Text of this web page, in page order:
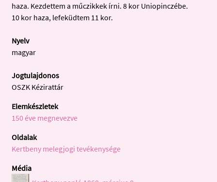
haza. Kezdettem a műczikkek írni. 8 kor Uniopinczébe.
10 kor haza, lefeküdtem 11 kor.
Nyelv
magyar
Jogtulajdonos
OSZK Kézirattár
Elemkészletek
150 éve megnevezve
Oldalak
Kertbeny melegjogi tevékenysége
Média